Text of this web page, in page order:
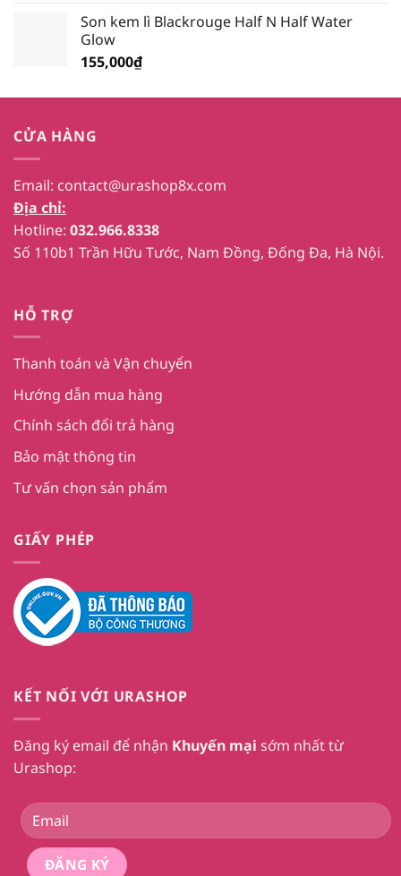
Son kem lì Blackrouge Half N Half Water
Glow
155,000₫
CỬA HÀNG
Email: contact@urashop8x.com
Địa chỉ:
Hotline: 032.966.8338
Số 110b1 Trần Hữu Tước, Nam Đồng, Đống Đa, Hà Nội.
HỖ TRỢ
Thanh toán và Vận chuyển
Hướng dẫn mua hàng
Chính sách đổi trả hàng
Bảo mật thông tin
Tư vấn chọn sản phẩm
GIẤY PHÉP
KẾT NỐI VỚI URASHOP
Đăng ký email để nhận Khuyến mại sớm nhất từ
Urashop: